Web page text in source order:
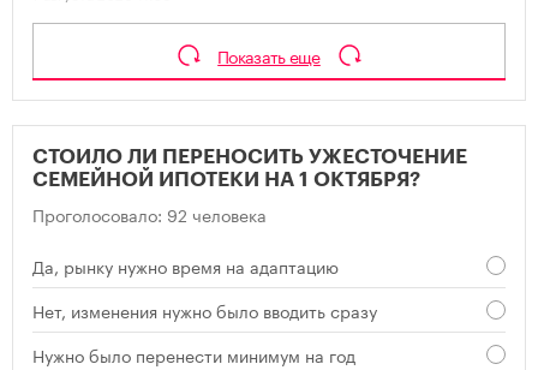
Показать еще
СТОИЛО ЛИ ПЕРЕНОСИТЬ УЖЕСТОЧЕНИЕ
СЕМЕЙНОЙ ИПОТЕКИ НА 1 ОКТЯБРЯ?
Проголосовало: 92 человека
Да, рынку нужно время на адаптацию
Нет, изменения нужно было вводить сразу
Нужно было перенести минимум на год